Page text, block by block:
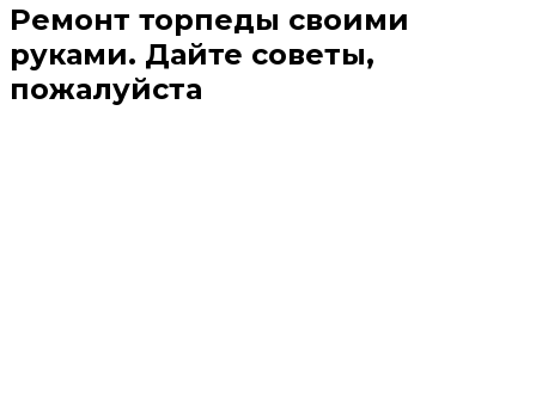
Ремонт торпеды своими
руками. Дайте советы,
пожалуйста